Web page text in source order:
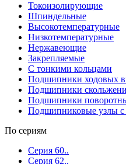
Токоизолирующие
Шпиндельные
Высокотемпературные
Низкотемпературные
Нержавеющие
Закрепляемые
С тонкими кольцами
Подшипники ходовых
Подшипники
Подшипники
Подшипниковые узлы с
По сериям
Серия 60..
Серия 62..